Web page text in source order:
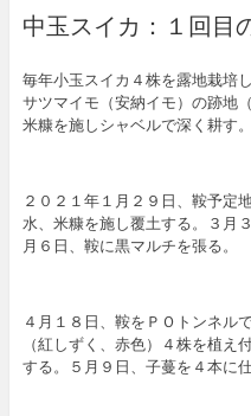
中玉スイカ：１回目
毎年小玉スイカ４株を露地栽培
サツマイモ（安納イモ）の跡地
米糠を施しシャベルで深く耕す。
２０２１年１月２９日、鞍予定
水、米糠を施し覆土する。３月
月６日、鞍に黒マルチを張る。
４月１８日、鞍をＰＯトンネル
（紅しずく、赤色）４株を植
する。５月９日、子蔓を４本に仕